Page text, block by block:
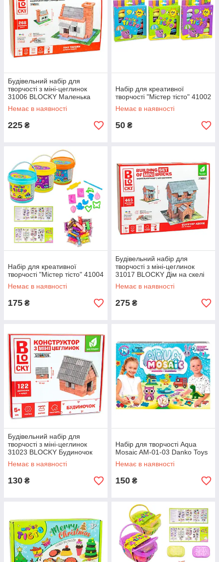
Будівельний набір для
творчості з міні-цеглинок
31006 BLOCKY Маленька
Таверна Strateg
Немає в наявності
225 ₴
Набір для креативної
творчості "Містер тісто" 41002
Немає в наявності
50 ₴
Набір для креативної
творчості "Містер тісто" 41004
Немає в наявності
175 ₴
Будівельний набір для
творчості з міні-цеглинок
31017 BLOCKY Дім на скелі
Strateg
Немає в наявності
275 ₴
Будівельний набір для
творчості з міні-цеглинок
31023 BLOCKY Будиночок
Strateg
Немає в наявності
130 ₴
Набір для творчості Aqua
Mosaic AM-01-03 Danko Toys
Немає в наявності
150 ₴